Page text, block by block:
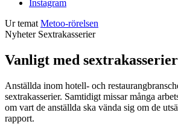
Instagram
Ur temat Metoo-rörelsen
Nyheter Sextrakasserier
Vanligt med
Anställda inom hotell- och
sextrakasserier. Samtidigt missar många
om vart de anställda ska vända sig om de
rapport.